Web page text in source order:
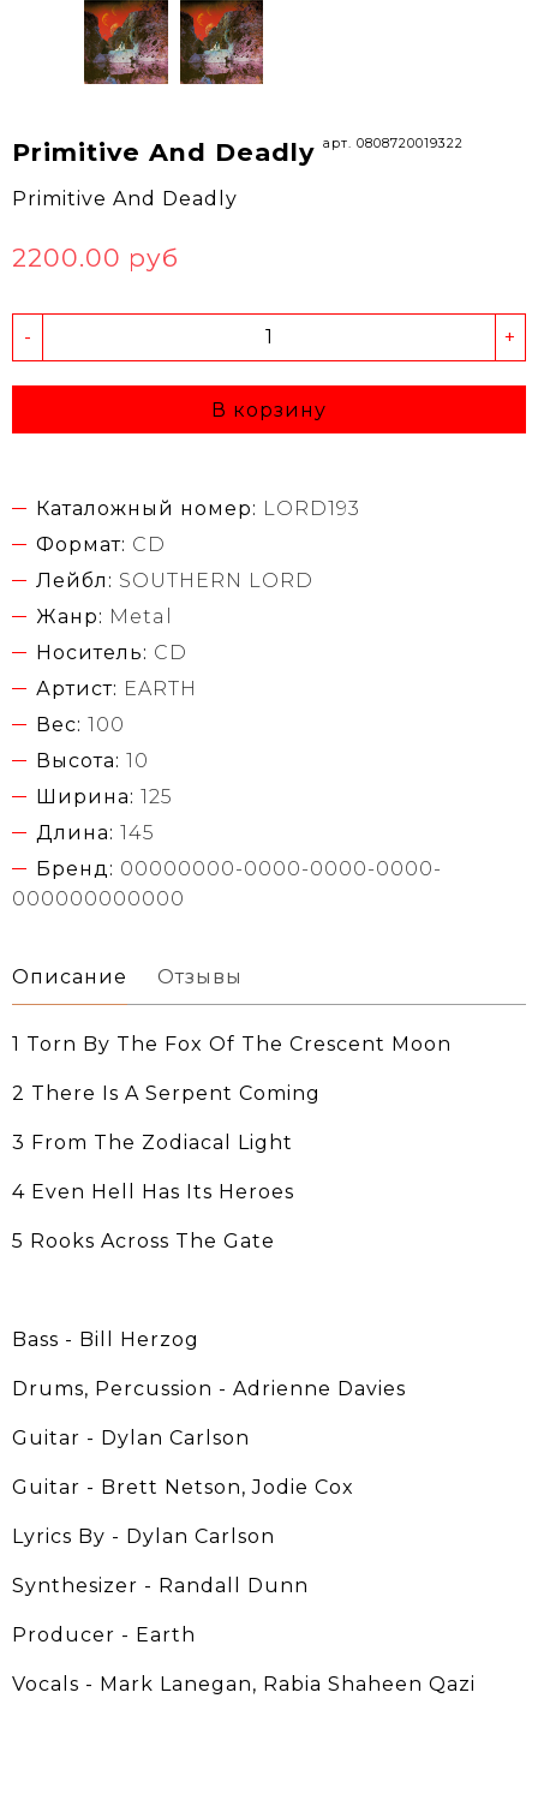
Primitive And Deadly арт. 0808720019322
Primitive And Deadly
2200.00 руб
- +
В корзину
Каталожный номер: LORD193
Формат: CD
Лейбл: SOUTHERN LORD
Жанр: Metal
Носитель: CD
Артист: EARTH
Вес: 100
Высота: 10
Ширина: 125
Длина: 145
Бренд: 00000000-0000-0000-0000-
000000000000
Описание Отзывы
1 Torn By The Fox Of The Crescent Moon
2 There Is A Serpent Coming
3 From The Zodiacal Light
4 Even Hell Has Its Heroes
5 Rooks Across The Gate
Bass - Bill Herzog
Drums, Percussion - Adrienne Davies
Guitar - Dylan Carlson
Guitar - Brett Netson, Jodie Cox
Lyrics By - Dylan Carlson
Synthesizer - Randall Dunn
Producer - Earth
Vocals - Mark Lanegan, Rabia Shaheen Qazi